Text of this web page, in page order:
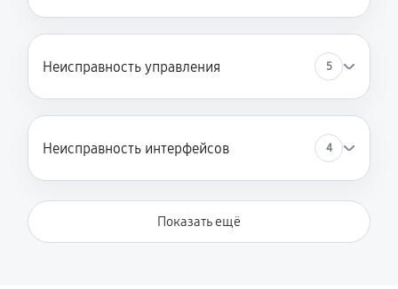
Неисправность управления 5
Неисправность интерфейсов 4
Показать ещё